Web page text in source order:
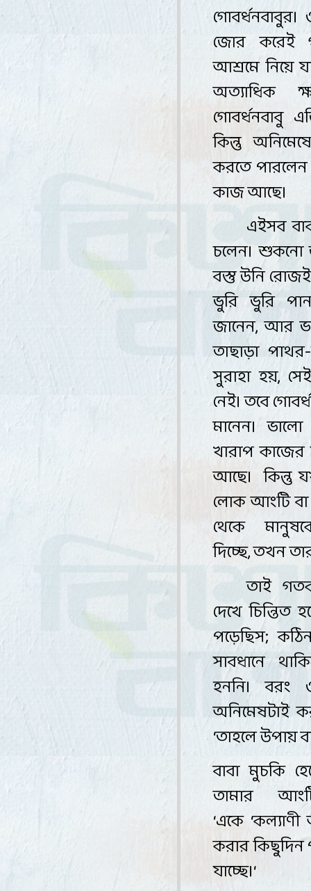
জোর করেই
আশ্রমে নিয়ে
অত্যাধিক
গোবর্ধনবাবু
কিন্তু
করতে
কাজ আছে।
এইসব
চলেন। শুকনো
বস্তু উনি
ভুরি ভুরি
জানেন,আর
তাছাড়া
সুরাহা হয়,
নেই। তবে
মানেন।
খারাপ
আছে। কিন্তু
লোক আংটি বা
থেকে
দিচ্ছে,তখন তার
তাই
দেখে চিন্তিত
পড়েছিস;
সাবধানে
হননি। বরং
অনিমেষটাই
‘তাহলে উপায়
বাবা মুচকি
তামার
‘একে‘
করার কিছুদিন
যাচ্ছে।‘